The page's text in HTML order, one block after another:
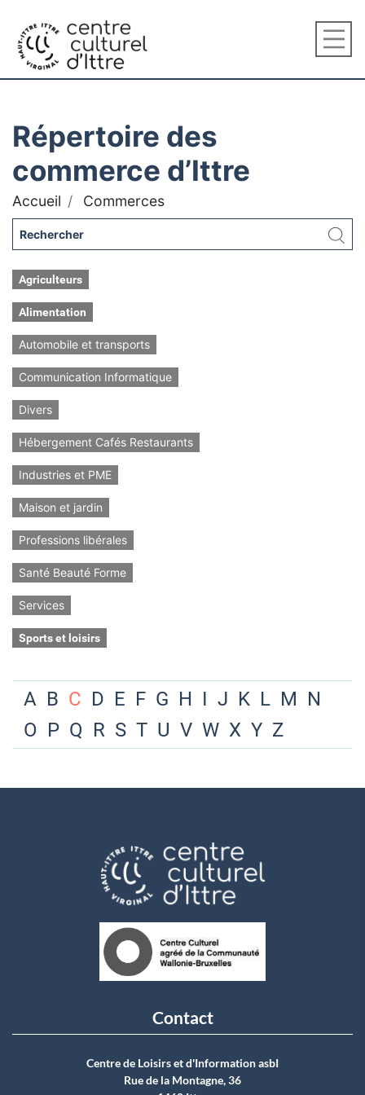
Répertoire des
commerce d’Ittre
Accueil Commerces
Agriculteurs
Alimentation
Automobile et transports
Communication Informatique
Divers
Hébergement Cafés Restaurants
Industries et PME
Maison et jardin
Professions libérales
Santé Beauté Forme
Services
Sports et loisirs
A B C D E F G H I J K L M N
O P Q R S T U V W X Y Z
Contact
Centre de Loisirs et d'Information asbI
Rue de la Montagne, 36